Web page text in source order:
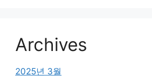
Archives
2025년 3월